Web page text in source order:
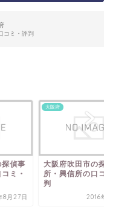
コミ・評判
偵事
ミ・
月27日
大阪府
大阪府吹田市の探偵
所・興信所の口コミ
判
2016年8